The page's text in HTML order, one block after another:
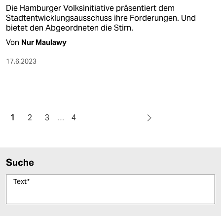
Die Hamburger Volksinitiative präsentiert dem
Stadtentwicklungsausschuss ihre Forderungen. Und
bietet den Abgeordneten die Stirn.
Von Nur Maulawy
17.6.2023
1 2 3 … 4
Suche
Text*